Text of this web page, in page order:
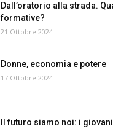
Dall’oratorio alla strada.
formative?
21 Ottobre 2024
Donne, economia e potere
17 Ottobre 2024
Il futuro siamo noi: i